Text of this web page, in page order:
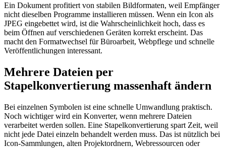
Ein Dokument profitiert von stabilen Bildformaten, weil Empfänger
nicht dieselben Programme installieren müssen. Wenn ein Icon als
JPEG eingebettet wird, ist die Wahrscheinlichkeit hoch, dass es
beim Öffnen auf verschiedenen Geräten korrekt erscheint. Das
macht den Formatwechsel für Büroarbeit, Webpflege und schnelle
Veröffentlichungen interessant.
Mehrere Dateien per
Stapelkonvertierung massenhaft ändern
Bei einzelnen Symbolen ist eine schnelle Umwandlung praktisch.
Noch wichtiger wird ein Konverter, wenn mehrere Dateien
verarbeitet werden sollen. Eine Stapelkonvertierung spart Zeit, weil
nicht jede Datei einzeln behandelt werden muss. Das ist nützlich bei
Icon-Sammlungen, alten Projektordnern, Webressourcen oder